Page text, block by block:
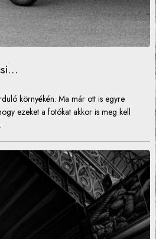
környékén. Ma már ott is egyre
ezeket a fotókat akkor is meg kell